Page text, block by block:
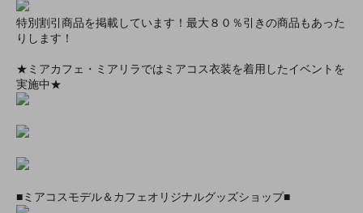
特別割引商品を掲載しています！最大８０％引きの商品もあった
りします！
★ミアカフェ・ミアリラではミアコス衣装を着用したイベントを
実施中★
■ミアコスモデル＆カフェオリジナルグッズショップ■